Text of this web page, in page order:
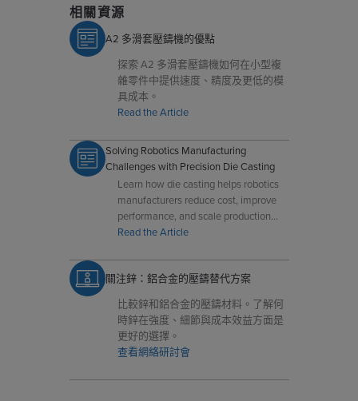
相關資源
A2 多滑套壓鑄機的優點
探索 A2 多滑套壓鑄機如何在小型複
雜零件中提供速度、精度及更低的模
具成本。
Read the Article
Solving Robotics Manufacturing
Challenges with Precision Die Casting
Learn how die casting helps robotics
manufacturers reduce cost, improve
performance, and scale production
with precision components.
Read the Article
關注鋅：鋁合金的壓鑄替代方案
比較鋅和鋁合金的壓鑄材料。了解何
時鋅在強度、細節與成本效益方面是
更好的選擇。
查看網絡研討會